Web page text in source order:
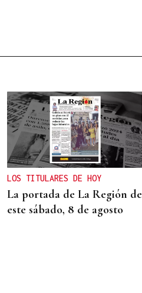
LOS TITULARES DE HOY
La portada de La Región de
este sábado, 8 de agosto